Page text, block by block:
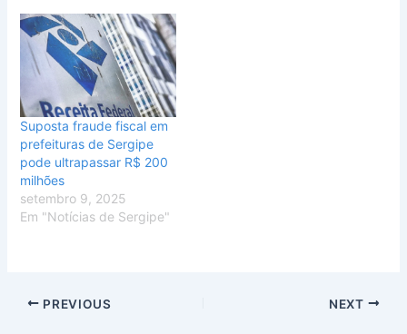
Suposta fraude fiscal em
prefeituras de Sergipe
pode ultrapassar R$ 200
milhões
setembro 9, 2025
Em "Notícias de Sergipe"
PREVIOUS NEXT